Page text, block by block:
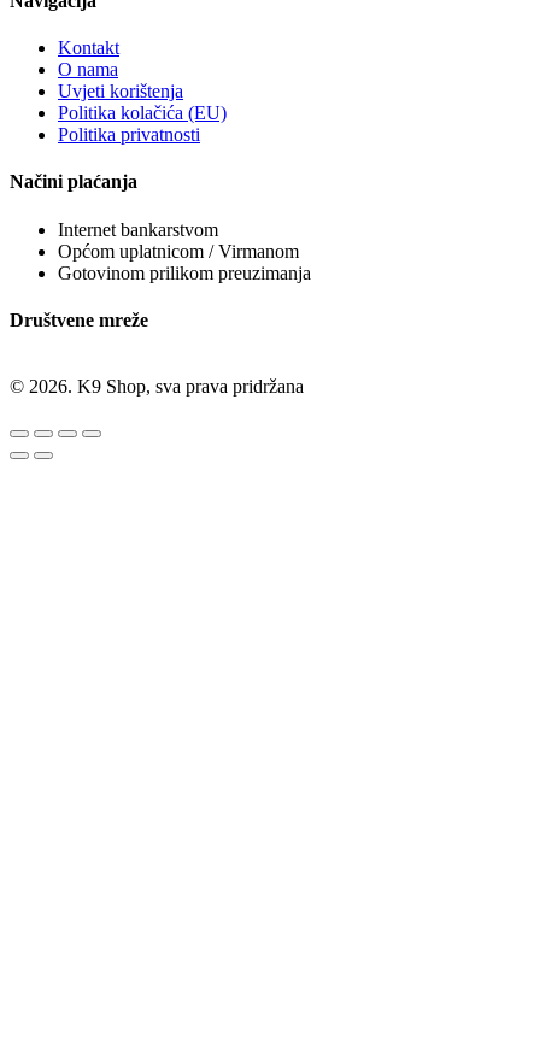
Kontakt
O nama
Uvjeti korištenja
Politika kolačića (EU)
Politika privatnosti
Načini plaćanja
Internet bankarstvom
Općom uplatnicom / Virmanom
Gotovinom prilikom preuzimanja
Društvene mreže
© 2026. K9 Shop, sva prava pridržana